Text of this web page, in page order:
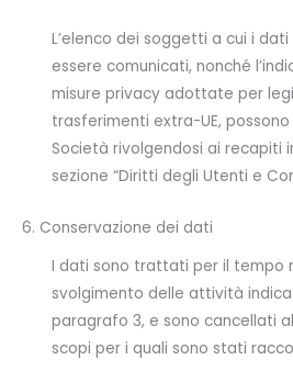
L’elenco dei soggetti a cui i
essere comunicati, nonché
misure privacy adottate per
trasferimenti extra-UE,
Società rivolgendosi ai recapiti
sezione “Diritti degli Utenti e
6. Conservazione dei dati
I dati sono trattati per il tempo
svolgimento delle attività
paragrafo 3, e sono cancellati
scopi per i quali sono stati